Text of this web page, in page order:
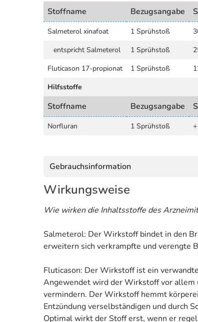
Stoffname Bezugsangabe
Salmeterol xinafoat 1 Sprühstoß
entspricht Salmeterol
1 Sprühstoß
Fluticason 17-propionat
1 Sprühstoß
Hilfsstoffe
Stoffname Bezugsangabe
Norfluran 1 Sprühstoß +
Gebrauchsinformation
Wirkungsweise
Wie wirken die Inhaltsstoffe des
Salmeterol: Der Wirkstoff bindet in den
erweitern sich verkrampfte und verengte
Fluticason: Der Wirkstoff ist ein
Angewendet wird der Wirkstoff vor allem
vermindern. Der Wirkstoff hemmt
Entzündung verselbständigen und durch
Optimal wirkt der Stoff erst, wenn er